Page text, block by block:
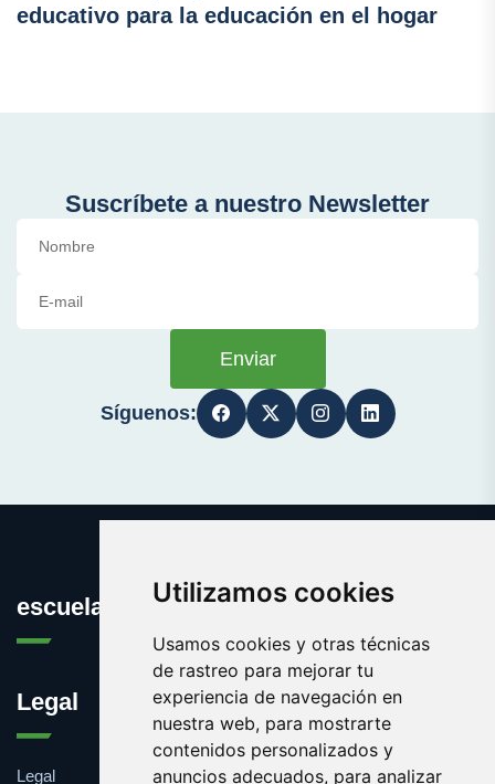
Utilizamos cookies
Usamos cookies y otras técnicas
de rastreo para mejorar tu
experiencia de navegación en
nuestra web, para mostrarte
contenidos personalizados y
anuncios adecuados, para analizar
educativo para la educación en el hogar
Suscríbete a nuestro Newsletter
Enviar
Síguenos:
escuelainformatica.es
Legal
Legal